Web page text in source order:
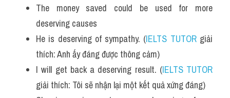
The money saved could be used for more
deserving causes
He is deserving of sympathy. (IELTS TUTOR giải
thích: Anh ấy đáng được thông cảm)
I will get back a deserving result. (IELTS TUTOR
giải thích: Tôi sẽ nhận lại một kết quả xứng đáng)